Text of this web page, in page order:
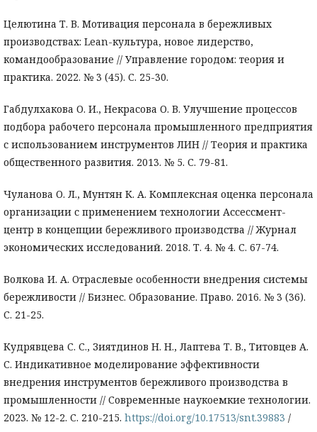
Целютина Т. В. Мотивация персонала в бережливых
производствах: Lean-культура, новое лидерство,
командообразование // Управление городом: теория и
практика. 2022. № 3 (45). С. 25-30.
Габдулхакова О. И., Некрасова О. В. Улучшение процессов
подбора рабочего персонала промышленного предприятия
с использованием инструментов ЛИН // Теория и практика
общественного развития. 2013. № 5. С. 79-81.
Чуланова О. Л., Мунтян К. А. Комплексная оценка персонала
организации с применением технологии Ассессмент-
центр в концепции бережливого производства // Журнал
экономических исследований. 2018. Т. 4. № 4. С. 67-74.
Волкова И. А. Отраслевые особенности внедрения системы
бережливости // Бизнес. Образование. Право. 2016. № 3 (36).
С. 21-25.
Кудрявцева С. С., Зиятдинов Н. Н., Лаптева Т. В., Титовцев А.
С. Индикативное моделирование эффективности
внедрения инструментов бережливого производства в
промышленности // Современные наукоемкие технологии.
2023. № 12-2. С. 210-215. https://doi.org/10.17513/snt.39883 /